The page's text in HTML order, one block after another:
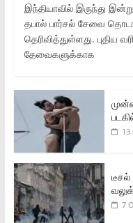
இந்தியாவில் இருந்து
தபால் பார்சல் சேவை
தெரிவித்துள்ளது. புதிய
தேவைகளுக்காக
13
டீசல்
7